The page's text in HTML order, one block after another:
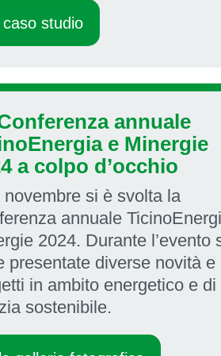
caso studio
annuale
e Minergie
a colpo d’occhio
novembre si è svolta la
annuale
2024. Durante l’evento
presentate diverse novità e
in ambito energetico e di
sostenibile.